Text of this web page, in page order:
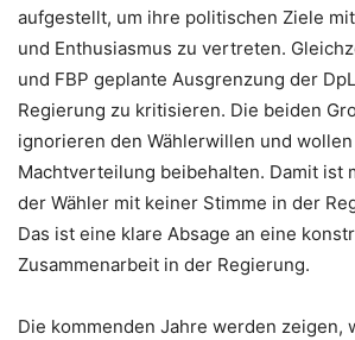
aufgestellt, um ihre politischen Ziele
und Enthusiasmus zu vertreten.
und FBP geplante Ausgrenzung der
Regierung zu kritisieren. Die beiden
ignorieren den Wählerwillen und
Machtverteilung beibehalten. Damit ist
der Wähler mit keiner Stimme in der
Das ist eine klare Absage an eine
Zusammenarbeit in der Regierung.
Die kommenden Jahre werden zeigen,